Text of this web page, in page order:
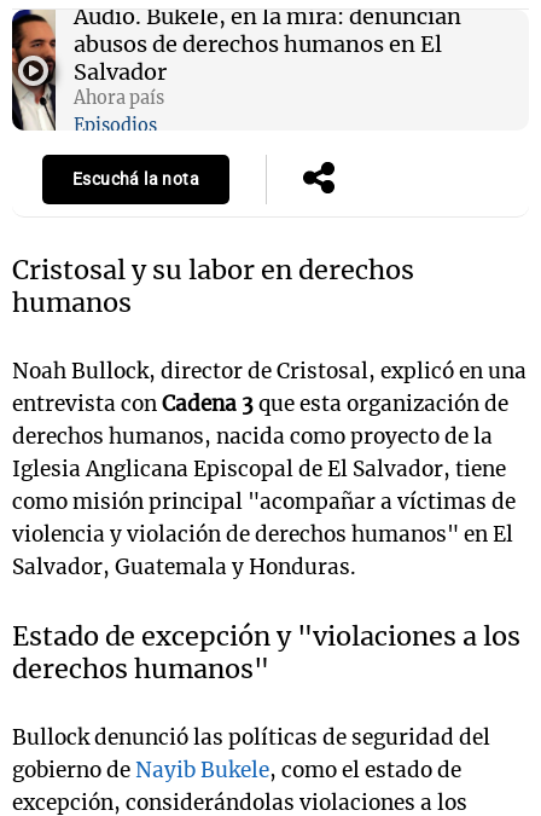
Audio. Bukele, en la mira: denuncian
abusos de derechos humanos en El
Salvador
Ahora país
Episodios
Escuchá la nota
Cristosal y su labor en derechos
humanos
Noah Bullock, director de Cristosal, explicó en una
entrevista conCadena 3que esta organización de
derechos humanos, nacida como proyecto de la
Iglesia Anglicana Episcopal de El Salvador, tiene
como misión principal "acompañar a víctimas de
violencia y violación de derechos humanos" en El
Salvador, Guatemala y Honduras.
Estado de excepción y "violaciones a los
derechos humanos"
Bullock denunció las políticas de seguridad del
gobierno deNayib Bukele, como el estado de
excepción, considerándolas violaciones a los
Notas
Mundial 2026
Notas